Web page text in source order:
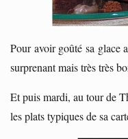
Pour avoir goûté sa glace
surprenant mais très très
Et puis mardi, au tour de
les plats typiques de sa